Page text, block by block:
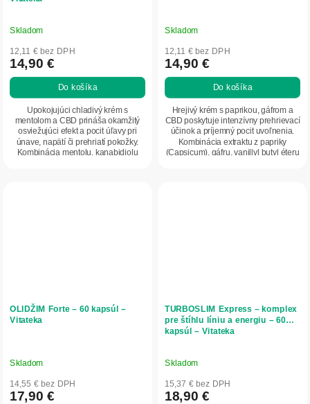
Skladom
12,11 € bez DPH
14,90 €
Do košíka
Upokojujúci chladivý krém s
mentolom a CBD prináša okamžitý
osviežujúci efekt a pocit úľavy pri
únave, napätí či prehriatí pokožky.
Kombinácia mentolu, kanabidiolu
Skladom
12,11 € bez DPH
14,90 €
Do košíka
Hrejivý krém s paprikou, gáfrom a
CBD poskytuje intenzívny prehrievací
účinok a príjemný pocit uvoľnenia.
Kombinácia extraktu z papriky
(Capsicum), gáfru, vanillyl butyl éteru
OLIDŽIM Forte – 60 kapsúl –
Vitateka
Skladom
14,55 € bez DPH
17,90 €
TURBOSLIM Express – komplex
pre štíhlu líniu a energiu – 60
kapsúl – Vitateka
Skladom
15,37 € bez DPH
18,90 €